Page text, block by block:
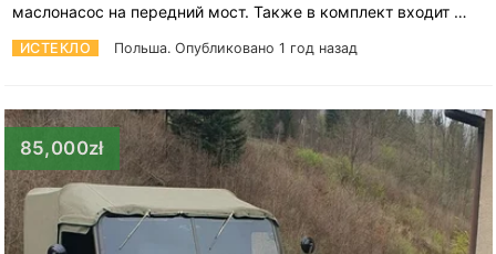
ИСТЕКЛО Польша. Опубликовано 1 год назад
маслонасос на передний мост. Также в комплект входит …
85,000zł